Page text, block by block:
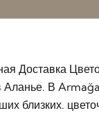
Доставка
В
близких.